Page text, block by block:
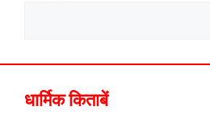
धार्मिक किताबें